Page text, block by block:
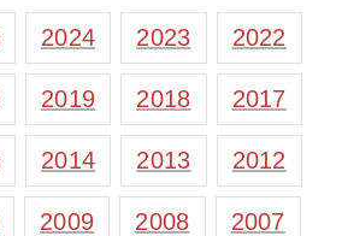
2024 2023 2022
2019 2018 2017
2014 2013 2012
2009 2008 2007